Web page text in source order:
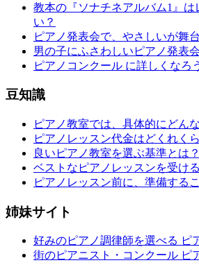
教本の『ソナチネアルバム1』は
い？
ピアノ発表会で、やさしいが舞
男の子にふさわしいピアノ発表
ピアノコンクール に詳しくなろ
豆知識
ピアノ教室では、具体的にどん
ピアノレッスン代金はどくれく
良いピアノ教室を選ぶ基準とは？
ベストなピアノレッスンを受け
ピアノレッスン前に、準備する
姉妹サイト
好みのピアノ調律師を選べる ピ
街のピアニスト・コンクール ピ